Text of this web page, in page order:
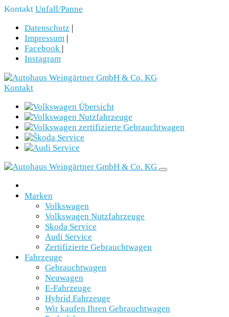
Kontakt Unfall/Panne
Datenschutz |
Impressum |
Facebook |
Instagram
Kontakt
Marken
Volkswagen
Volkswagen Nutzfahrzeuge
Skoda Service
Audi Service
Zertifizierte Gebrauchtwagen
Fahrzeuge
Gebrauchtwagen
Neuwagen
E-Fahrzeuge
Hybrid Fahrzeuge
Wir kaufen Ihren Gebrauchtwagen